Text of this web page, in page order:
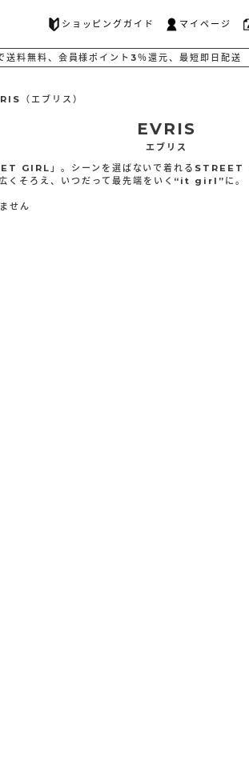
ショッピングガイド マイページ
送料無料、 会員様ポイント 3％還元、 最短即日配送
（エブリス）
EVRIS
エブリス
GIRL」。シーンを選ばないで着れるSTREET
くそろえ、いつだって最先端をいく“it girl”に。
せん